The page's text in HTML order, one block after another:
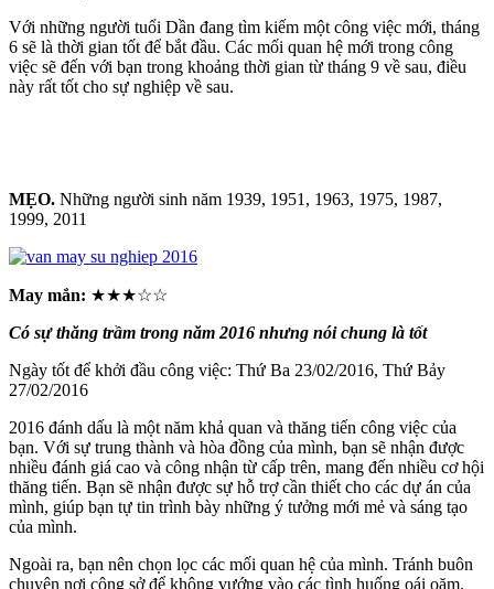
Với những người tuổi Dần đang tìm kiếm một công việc mới, tháng
6 sẽ là thời gian tốt để bắt đầu. Các mối quan hệ mới trong công
việc sẽ đến với bạn trong khoảng thời gian từ tháng 9 về sau, điều
này rất tốt cho sự nghiệp về sau.
MẸO. Những người sinh năm 1939, 1951, 1963, 1975, 1987,
1999, 2011
May mắn: ★★★☆☆
Có sự thăng trầm trong năm 2016 nhưng nói chung là tốt
Ngày tốt để khởi đầu công việc: Thứ Ba 23/02/2016, Thứ Bảy
27/02/2016
2016 đánh dấu là một năm khả quan và thăng tiến công việc của
bạn. Với sự trung thành và hòa đồng của mình, bạn sẽ nhận được
nhiều đánh giá cao và công nhận từ cấp trên, mang đến nhiều cơ hội
thăng tiến. Bạn sẽ nhận được sự hỗ trợ cần thiết cho các dự án của
mình, giúp bạn tự tin trình bày những ý tưởng mới mẻ và sáng tạo
của mình.
Ngoài ra, bạn nên chọn lọc các mối quan hệ của mình. Tránh buôn
chuyện nơi công sở để không vướng vào các tình huống oái oăm.